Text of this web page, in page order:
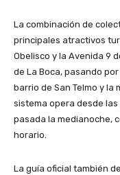
La combinación de
principales atractivos
Obelisco y la Avenida 9
de La Boca, pasando
barrio de San Telmo y la
sistema opera desde
pasada la medianoche,
horario.
La guía oficial también